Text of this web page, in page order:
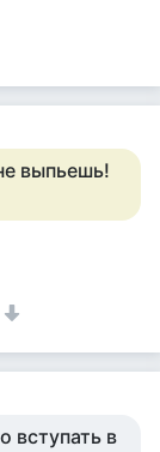
выпьешь!
вступать в